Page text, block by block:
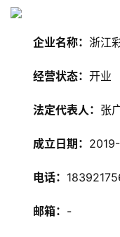
企业名称： 浙江
经营状态： 开业
法定代表人： 张
成立日期：
电话：
邮箱： -